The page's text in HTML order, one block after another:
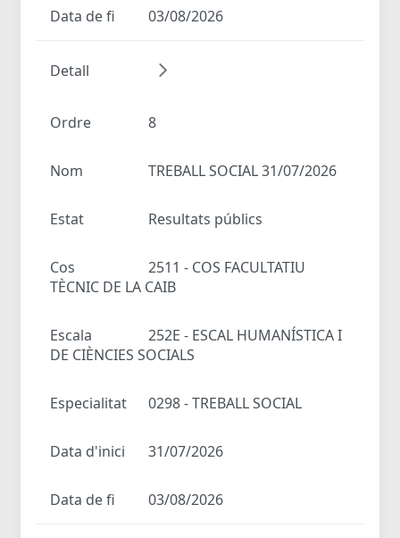
Data de fi 03/08/2026
Detall
Ordre 8
Nom TREBALL SOCIAL 31/07/2026
Estat Resultats públics
Cos
2511 - COS FACULTATIU
TÈCNIC DE LA CAIB
Escala
252E - ESCAL HUMANÍSTICA I
DE CIÈNCIES SOCIALS
Especialitat 0298 - TREBALL SOCIAL
Data d'inici 31/07/2026
Data de fi 03/08/2026